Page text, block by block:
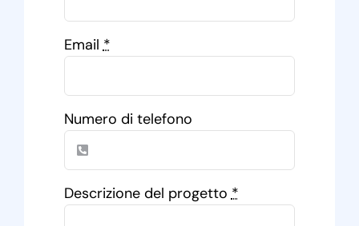
Email*
Numero di telefono
Descrizione del progetto*